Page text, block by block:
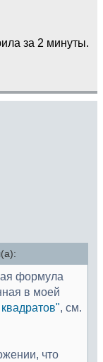
за 2 минуты.
формула
в моей
, см.
что